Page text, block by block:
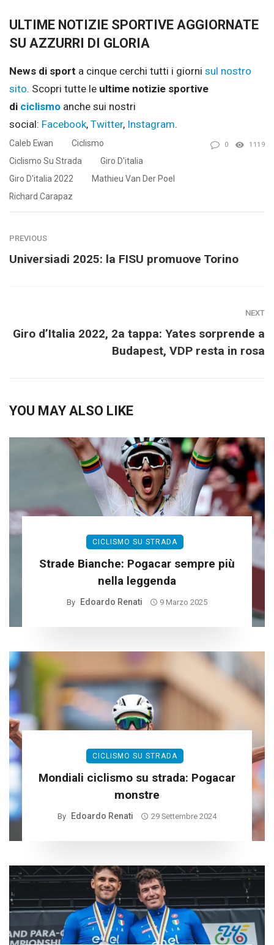
ULTIME NOTIZIE SPORTIVE AGGIORNATE
SU AZZURRI DI GLORIA
News di sport a cinque cerchi tutti i giorni sul nostro
sito. Scopri tutte le ultime notizie sportive
di ciclismo anche sui nostri
social: Facebook, Twitter, Instagram.
Caleb Ewan
Ciclismo
Ciclismo Su Strada
Giro D'italia
Giro D'italia 2022
Mathieu Van Der Poel
Richard Carapaz
0 1119
PREVIOUS
Universiadi 2025: la FISU promuove Torino
NEXT
Giro d’Italia 2022, 2a tappa: Yates sorprende a
Budapest, VDP resta in rosa
YOU MAY ALSO LIKE
CICLISMO SU STRADA
Strade Bianche: Pogacar sempre più
nella leggenda
By Edoardo Renati 9 Marzo 2025
CICLISMO SU STRADA
Mondiali ciclismo su strada: Pogacar
monstre
By Edoardo Renati 29 Settembre 2024